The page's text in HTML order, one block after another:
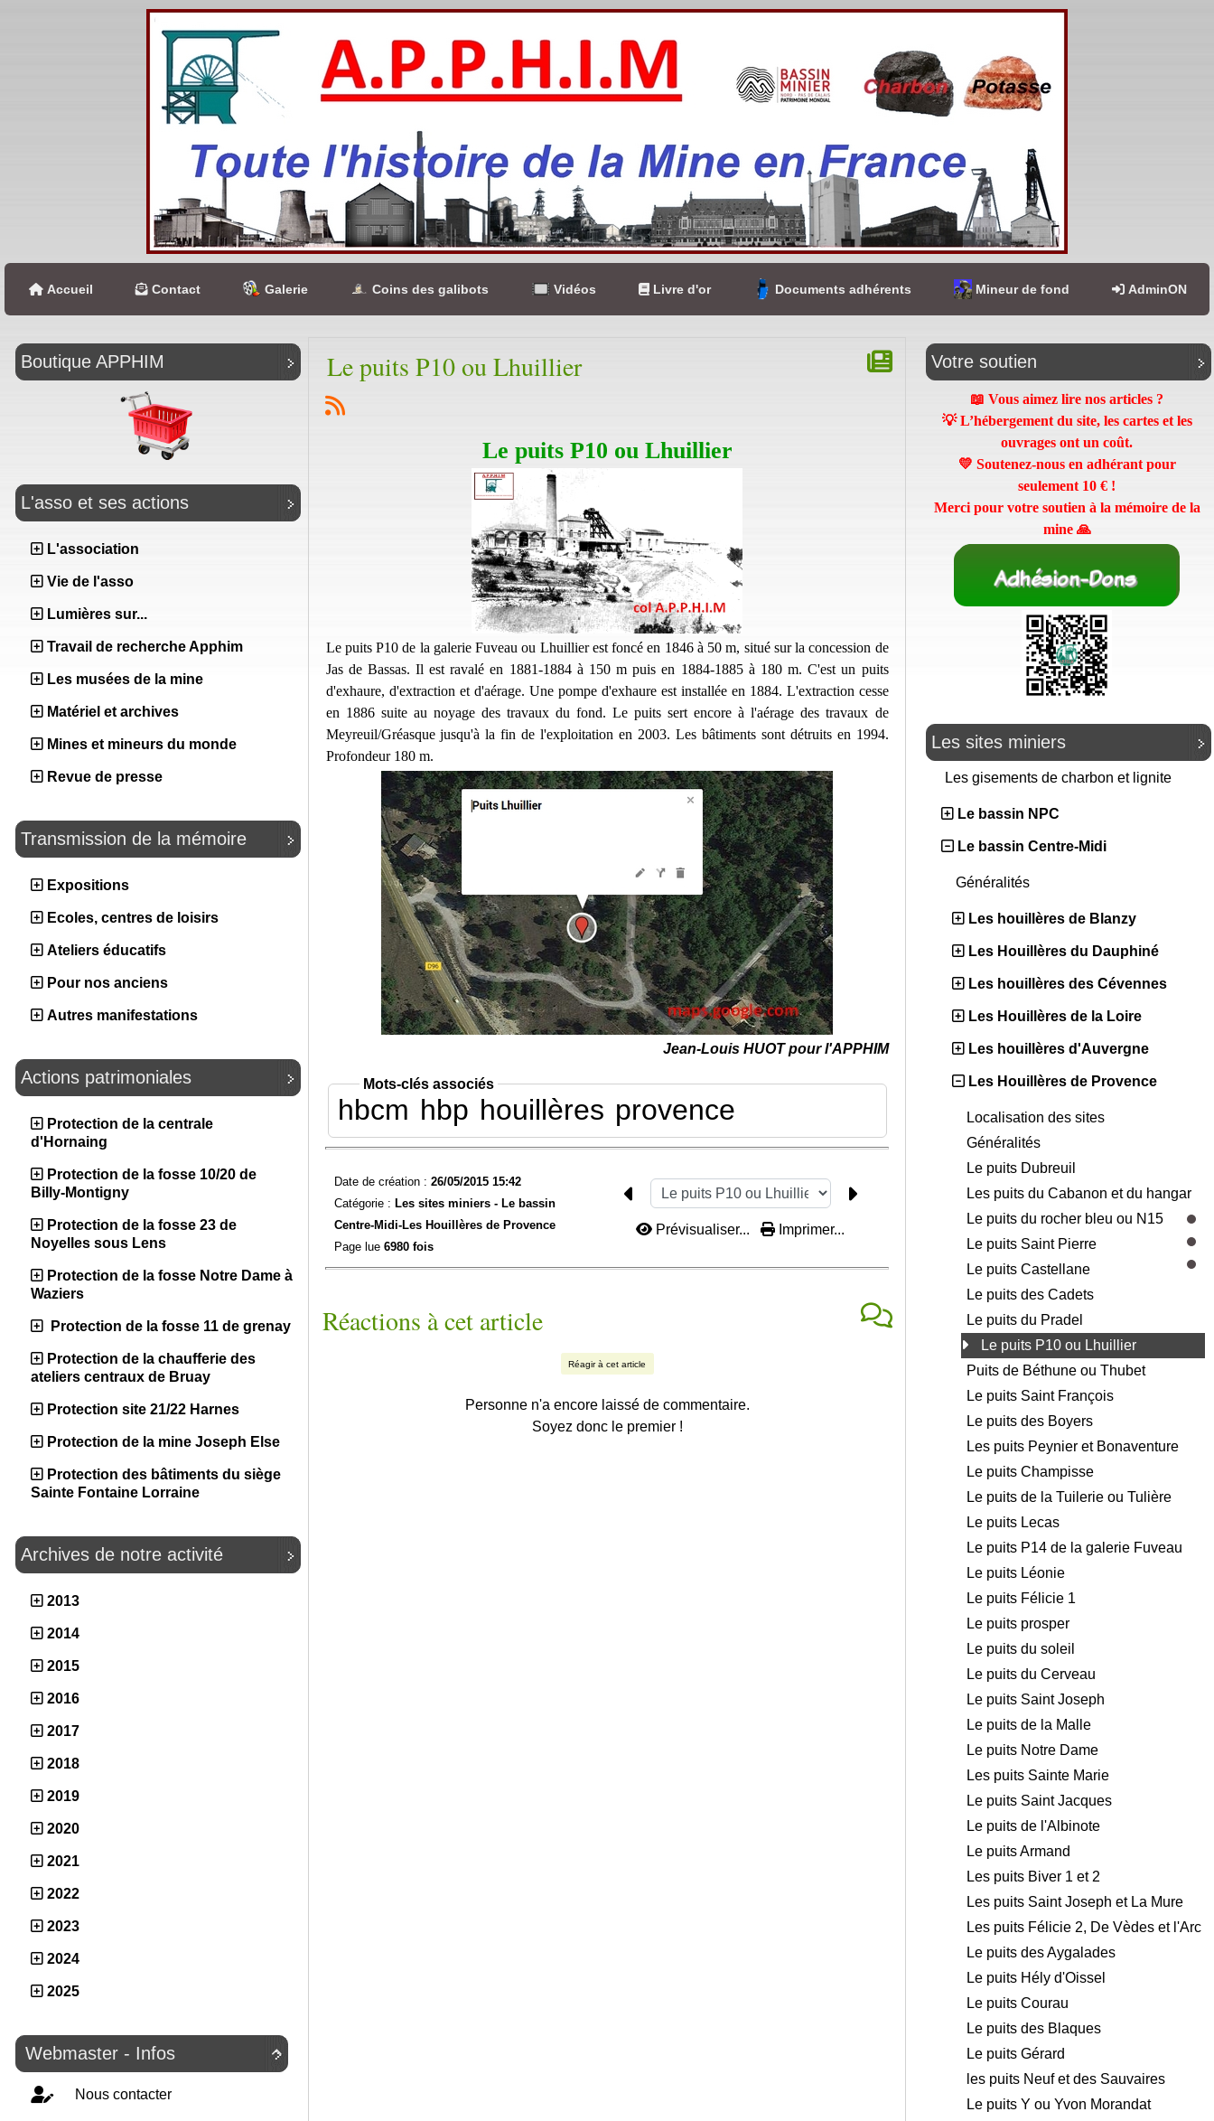
Accueil Contact Galerie Coins des galibots Vidéos Livre d'or Documents adhérents Mineur de fond AdminON
Boutique APPHIM
L'asso et ses actions
L'association
Vie de l'asso
Lumières sur...
Travail de recherche Apphim
Les musées de la mine
Matériel et archives
Mines et mineurs du monde
Revue de presse
Transmission de la mémoire
Expositions
Ecoles, centres de loisirs
Ateliers éducatifs
Pour nos anciens
Autres manifestations
Actions patrimoniales
Protection de la centrale
d'Hornaing
Protection de la fosse 10/20 de
Billy-Montigny
Protection de la fosse 23 de
Noyelles sous Lens
Protection de la fosse Notre Dame à
Waziers
Protection de la fosse 11 de grenay
Protection de la chaufferie des
ateliers centraux de Bruay
Protection site 21/22 Harnes
Protection de la mine Joseph Else
Protection des bâtiments du siège
Sainte Fontaine Lorraine
Archives de notre activité
2013
2014
2015
2016
2017
2018
2019
2020
2021
2022
2023
2024
2025

Webmaster - Infos
Nous contacter
Le puits P10 ou Lhuillier
Le puits P10 ou Lhuillier
Le puits P10 de la galerie Fuveau ou Lhuillier est foncé en 1846 à 50 m, situé sur la concession de
Jas de Bassas. Il est ravalé en 1881-1884 à 150 m puis en 1884-1885 à 180 m. C'est un puits
d'exhaure, d'extraction et d'aérage. Une pompe d'exhaure est installée en 1884. L'extraction cesse
en 1886 suite au noyage des travaux du fond. Le puits sert encore à l'aérage des travaux de
Meyreuil/Gréasque jusqu'à la fin de l'exploitation en 2003. Les bâtiments sont détruits en 1994.
Profondeur 180 m.
Jean-Louis HUOT pour l'APPHIM
Mots-clés associés
hbcm hbp houillères provence
Date de création : 26/05/2015 15:42
Catégorie : Les sites miniers - Le bassin
Centre-Midi-Les Houillères de Provence
Page lue 6980 fois
Prévisualiser... Imprimer...
Réactions à cet article
Réagir à cet article
Personne n'a encore laissé de commentaire.
Soyez donc le premier !
Votre soutien
📖 Vous aimez lire nos articles ?
💡 L’hébergement du site, les cartes et les
ouvrages ont un coût.
💛 Soutenez-nous en adhérant pour
seulement 10 € !
Merci pour votre soutien à la mémoire de la
mine 🙏
Les sites miniers
Les gisements de charbon et lignite
Le bassin NPC
Le bassin Centre-Midi
Généralités
Les houillères de Blanzy
Les Houillères du Dauphiné
Les houillères des Cévennes
Les Houillères de la Loire
Les houillères d'Auvergne
Les Houillères de Provence
Localisation des sites
Généralités
Le puits Dubreuil
Les puits du Cabanon et du hangar
Le puits du rocher bleu ou N15
Le puits Saint Pierre
Le puits Castellane
Le puits des Cadets
Le puits du Pradel
Le puits P10 ou Lhuillier
Puits de Béthune ou Thubet
Le puits Saint François
Le puits des Boyers
Les puits Peynier et Bonaventure
Le puits Champisse
Le puits de la Tuilerie ou Tulière
Le puits Lecas
Le puits P14 de la galerie Fuveau
Le puits Léonie
Le puits Félicie 1
Le puits prosper
Le puits du soleil
Le puits du Cerveau
Le puits Saint Joseph
Le puits de la Malle
Le puits Notre Dame
Les puits Sainte Marie
Le puits Saint Jacques
Le puits de l'Albinote
Le puits Armand
Les puits Biver 1 et 2
Les puits Saint Joseph et La Mure
Les puits Félicie 2, De Vèdes et l'Arc
Le puits des Aygalades
Le puits Hély d'Oissel
Le puits Courau
Le puits des Blaques
Le puits Gérard
les puits Neuf et des Sauvaires
Le puits Y ou Yvon Morandat